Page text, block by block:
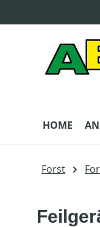
HOME
Forst